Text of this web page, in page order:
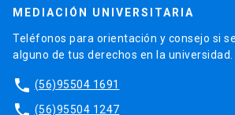
MEDIACIÓN UNIVERSITARIA
Teléfonos para orientación y consejo si
alguno de tus derechos en la universidad.
phone (56)95504 1691
phone (56)95504 1247